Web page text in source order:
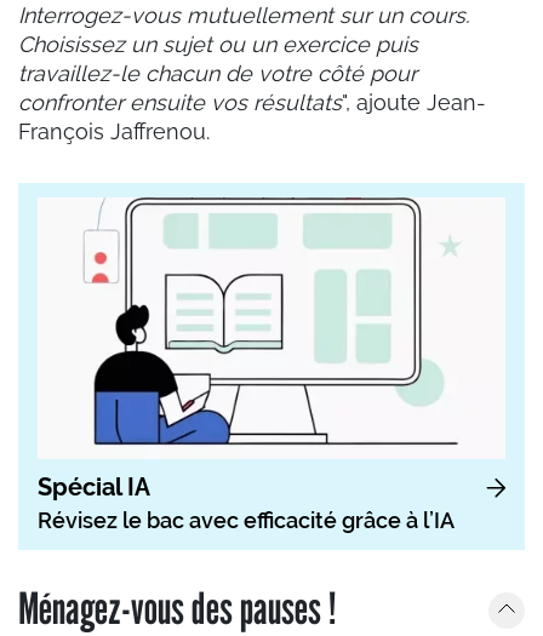
Interrogez-vous mutuellement sur un cours.
Choisissez un sujet ou un exercice puis
travaillez-le chacun de votre côté pour
confronter ensuite vos résultats", ajoute Jean-
François Jaffrenou.
Spécial IA
Révisez le bac avec efficacité grâce à l’IA
Ménagez-vous des pauses !